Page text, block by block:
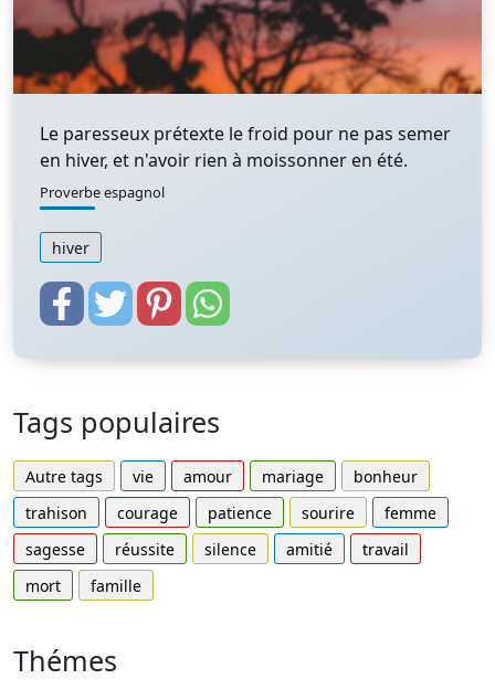
Le paresseux prétexte le froid pour ne pas semer
en hiver, et n'avoir rien à moissonner en été.
Proverbe espagnol
hiver
Tags populaires
Autre tags vie amour mariage
bonheur
trahison
courage patience sourire
femme
sagesse
réussite silence amitié
travail
mort
famille
Thémes